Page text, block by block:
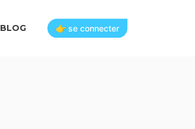
👉 se connecter
BLOG